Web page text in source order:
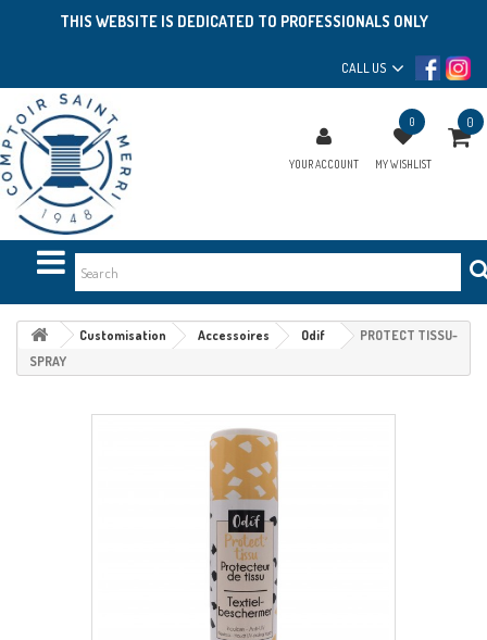
THIS WEBSITE IS DEDICATED TO PROFESSIONALS ONLY
CALL US
YOUR ACCOUNT
0
MY WISHLIST
0
Customisation Accessoires Odif
PROTECT TISSU-
SPRAY